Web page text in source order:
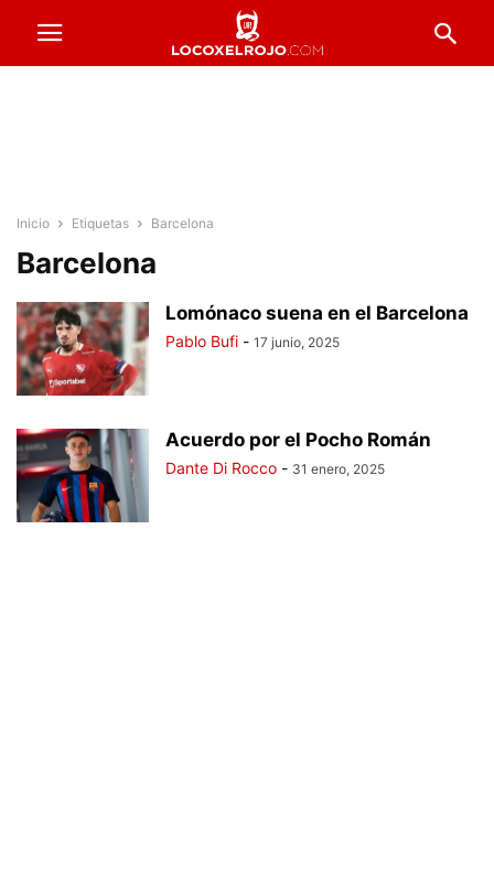
Inicio Etiquetas Barcelona
Barcelona
Lomónaco suena en el Barcelona
Pablo Bufi - 17 junio, 2025
Acuerdo por el Pocho Román
Dante Di Rocco - 31 enero, 2025